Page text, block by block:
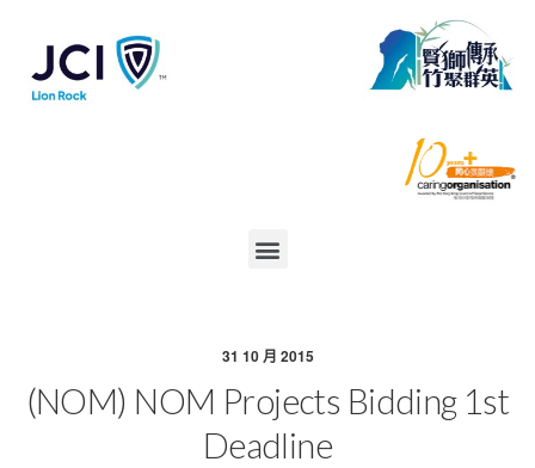
31 10 月 2015
(NOM) NOM Projects Bidding 1st
Deadline